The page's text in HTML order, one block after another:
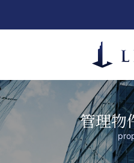
管理物